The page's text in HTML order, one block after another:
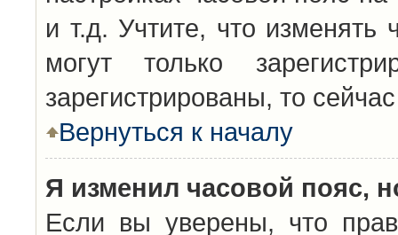
и т.д. Учтите, что изменять
могут только
зарегистрированы, то
Вернуться к началу
Я изменил часовой пояс,
Если вы уверены, что